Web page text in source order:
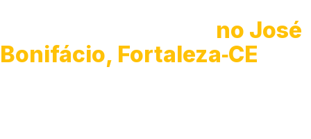
no José
Bonifácio, Fortaleza‑CE